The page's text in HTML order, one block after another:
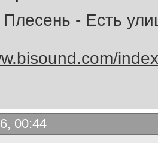
Плесень - Есть
00:44